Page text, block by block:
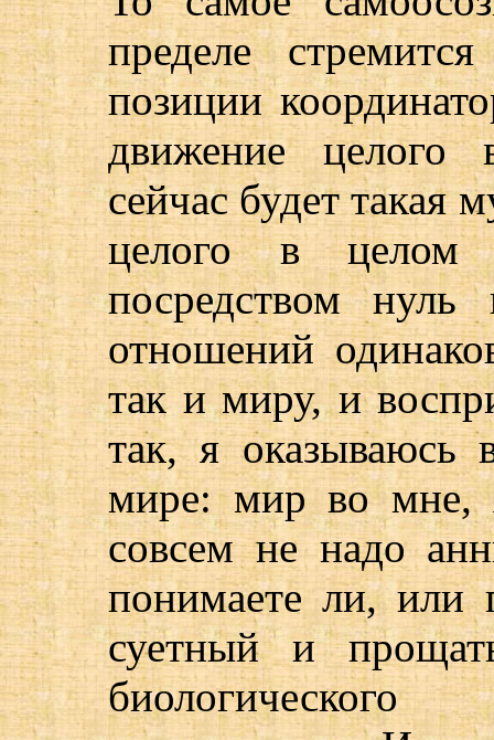
пределе
позиции
движение целого
сейчас будет такая
целого в целом
посредством нуль
отношений
так и миру, и
так, я оказываюсь
мире: мир во
совсем не надо
понимаете ли, или
суетный и